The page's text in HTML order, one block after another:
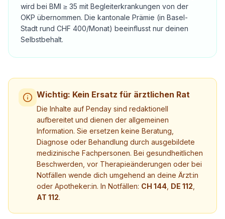
wird bei BMI ≥ 35 mit Begleiterkrankungen von der
OKP übernommen. Die kantonale Prämie (in Basel-
Stadt rund CHF 400/Monat) beeinflusst nur deinen
Selbstbehalt.
Wichtig: Kein Ersatz für ärztlichen Rat
Die Inhalte auf Penday sind redaktionell
aufbereitet und dienen der allgemeinen
Information. Sie ersetzen keine Beratung,
Diagnose oder Behandlung durch ausgebildete
medizinische Fachpersonen. Bei gesundheitlichen
Beschwerden, vor Therapieänderungen oder bei
Notfällen wende dich umgehend an deine Ärzt:in
oder Apotheker:in. In Notfällen: CH 144 DE 112
AT 112.